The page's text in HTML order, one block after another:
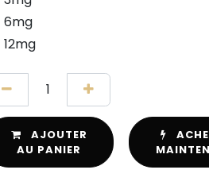
6mg
12mg
AJOUTER
AU PANIER